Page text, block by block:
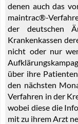
denen auch das
maintrac®-
der deutschen
Krankenkassen
nicht oder nur
über ihre
den nächsten
Verfahren in der
wobei diese die
mit zu ihrem Arzt